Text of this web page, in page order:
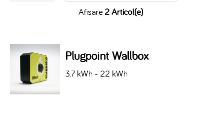
Afisare2 Articol(e)
Plugpoint Wallbox
3.7 kWh - 22 kWh